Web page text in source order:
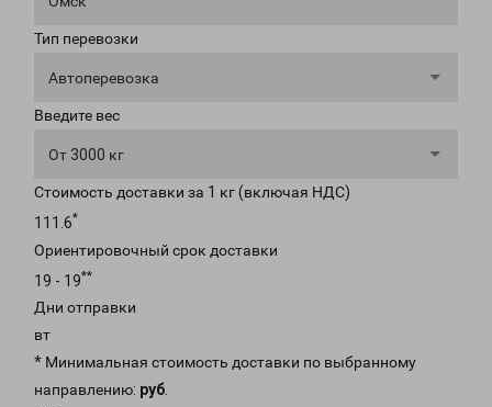
Тип перевозки
Автоперевозка
Введите вес
От 3000 кг
Стоимость доставки за 1 кг (включая НДС)
111.6*
Ориентировочный срок доставки
19 - 19**
Дни отправки
вт
* Минимальная стоимость доставки по выбранному
направлению: руб.